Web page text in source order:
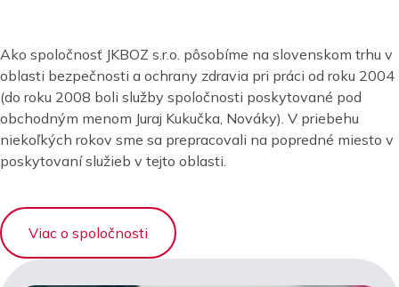
Ako spoločnosť JKBOZ s.r.o. pôsobíme na slovenskom trhu v
oblasti bezpečnosti a ochrany zdravia pri práci od roku 2004
(do roku 2008 boli služby spoločnosti poskytované pod
obchodným menom Juraj Kukučka, Nováky). V priebehu
niekoľkých rokov sme sa prepracovali na popredné miesto v
poskytovaní služieb v tejto oblasti.
Viac o spoločnosti